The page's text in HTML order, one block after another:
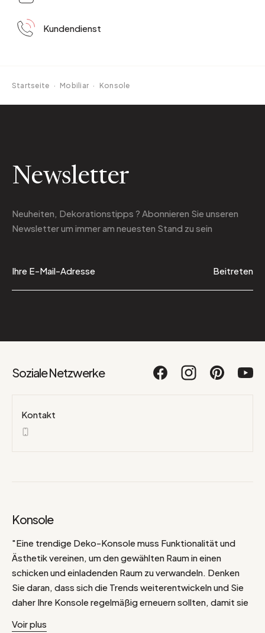
Kundendienst
Startseite · Mobiliar · Konsole
Newsletter
Neuheiten, Dekorationstipps ? Abonnieren Sie unseren
Newsletterum immer am neuesten Stand zu sein
Beitreten
Soziale Netzwerke
Kontakt
Konsole
"Eine trendige Deko-Konsole muss Funktionalität und
Ästhetik vereinen, um den gewählten Raum in einen
schicken und einladenden Raum zu verwandeln. Denken
Sie daran, dass sich die Trends weiterentwickeln und Sie
daher Ihre Konsole regelmäßig erneuern sollten, damit sie
Voir plus